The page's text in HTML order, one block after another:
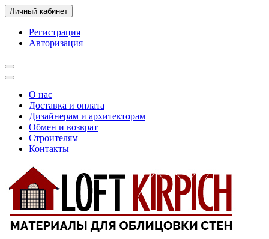
Личный кабинет
Регистрация
Авторизация
О нас
Доставка и оплата
Дизайнерам и архитекторам
Обмен и возврат
Строителям
Контакты